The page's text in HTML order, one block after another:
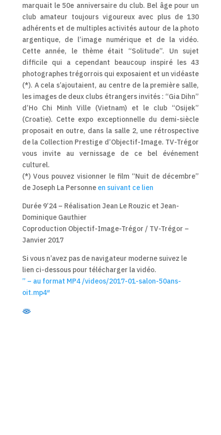
marquait le 50e anniversaire du club. Bel âge pour un
club amateur toujours vigoureux avec plus de 130
adhérents et de multiples activités autour de la photo
argentique, de l’image numérique et de la vidéo.
Cette année, le thème était “Solitude”. Un sujet
difficile qui a cependant beaucoup inspiré les 43
photographes trégorrois qui exposaient et un vidéaste
(*). A cela s’ajoutaient, au centre de la première salle,
les images de deux clubs étrangers invités : “Gia Dihn”
d’Ho Chi Minh Ville (Vietnam) et le club “Osijek”
(Croatie). Cette expo exceptionnelle du demi-siècle
proposait en outre, dans la salle 2, une rétrospective
de la Collection Prestige d’Objectif-Image. TV-Trégor
vous invite au vernissage de ce bel événement
culturel.
(*) Vous pouvez visionner le film “Nuit de décembre”
de Joseph La Personne en suivant ce lien
Durée 9’24 – Réalisation Jean Le Rouzic et Jean-
Dominique Gauthier
Coproduction Objectif-Image-Trégor / TV-Trégor –
Janvier 2017
Si vous n’avez pas de navigateur moderne suivez le
lien ci-dessous pour télécharger la vidéo.
” – au format MP4 /videos/2017-01-salon-50ans-
oit.mp4″